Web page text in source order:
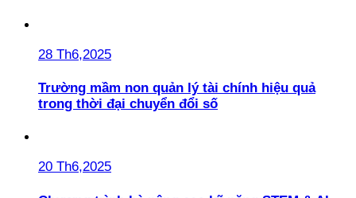
28 Th6,2025
Trường mầm non quản lý tài chính hiệu quả
trong thời đại chuyển đổi số
20 Th6,2025